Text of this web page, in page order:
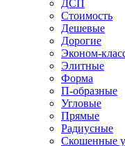
ДСП
Стоимость
Дешевые
Дорогие
Эконом-
Элитные
Форма
П-образные
Угловые
Прямые
Радиусные
Скошенные